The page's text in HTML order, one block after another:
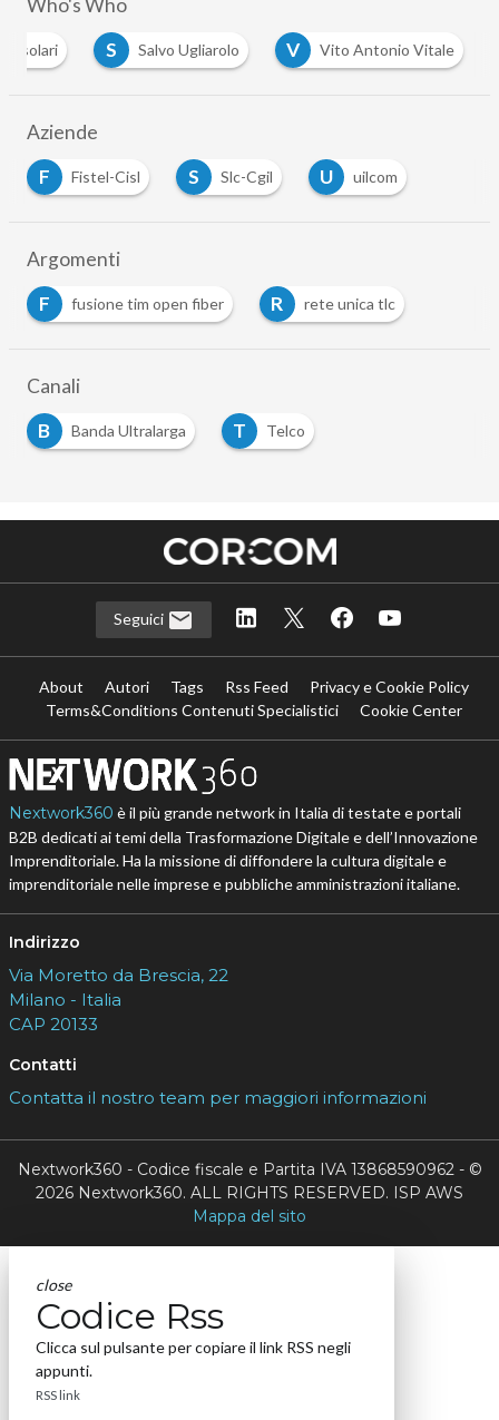
solari S Salvo Ugliarolo V Vito Antonio Vitale
Aziende
F
Fistel-Cisl S Slc-Cgil U uilcom
Argomenti
F
fusione tim open fiber R rete unica tlc
Canali
B
Banda Ultralarga T Telco
Seguici
About Autori Tags Rss Feed
Privacy e Cookie Policy
Terms&Conditions Contenuti Specialistici
Cookie Center
Nextwork360 è il più grande network in Italia di testate e portali
B2B dedicati ai temi della Trasformazione Digitale e dell’Innovazione
Imprenditoriale. Ha la missione di diffondere la cultura digitale e
imprenditoriale nelle imprese e pubbliche amministrazioni italiane.
Indirizzo
Via Moretto da Brescia, 22
Milano - Italia
CAP 20133
Contatti
Contatta il nostro team per maggiori informazioni
Nextwork360 - Codice fiscale e Partita IVA 13868590962 - ©
2026 Nextwork360. ALL RIGHTS RESERVED. ISP AWS
Mappa del sito
close
Codice Rss
Clicca sul pulsante per copiare il link RSS negli
appunti.
RSS link